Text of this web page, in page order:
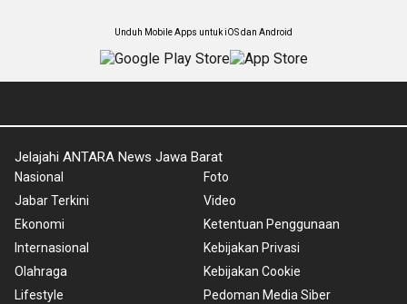
Unduh Mobile Apps untuk iOS dan Android
Jelajahi ANTARA News Jawa Barat
Nasional
Jabar Terkini
Ekonomi
Internasional
Olahraga
Lifestyle
Foto
Video
Ketentuan Penggunaan
Kebijakan Privasi
Kebijakan Cookie
Pedoman Media Siber